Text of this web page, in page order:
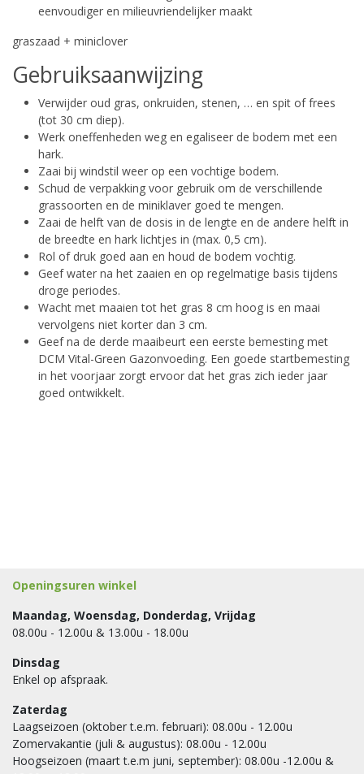
eenvoudiger en milieuvriendelijker maakt
graszaad + miniclover
Gebruiksaanwijzing
Verwijder oud gras, onkruiden, stenen, … en spit of frees
(tot 30 cm diep).
Werk oneffenheden weg en egaliseer de bodem met een
hark.
Zaai bij windstil weer op een vochtige bodem.
Schud de verpakking voor gebruik om de verschillende
grassoorten en de miniklaver goed te mengen.
Zaai de helft van de dosis in de lengte en de andere helft in
de breedte en hark lichtjes in (max. 0,5 cm).
Rol of druk goed aan en houd de bodem vochtig.
Geef water na het zaaien en op regelmatige basis tijdens
droge periodes.
Wacht met maaien tot het gras 8 cm hoog is en maai
vervolgens niet korter dan 3 cm.
Geef na de derde maaibeurt een eerste bemesting met
DCM Vital-Green Gazonvoeding. Een goede startbemesting
in het voorjaar zorgt ervoor dat het gras zich ieder jaar
goed ontwikkelt.
Openingsuren winkel
Maandag, Woensdag, Donderdag, Vrijdag
08.00u - 12.00u & 13.00u - 18.00u
Dinsdag
Enkel op afspraak.
Zaterdag
Laagseizoen (oktober t.e.m. februari): 08.00u - 12.00u
Zomervakantie (juli & augustus): 08.00u - 12.00u
Hoogseizoen (maart t.e.m juni, september): 08.00u -12.00u &